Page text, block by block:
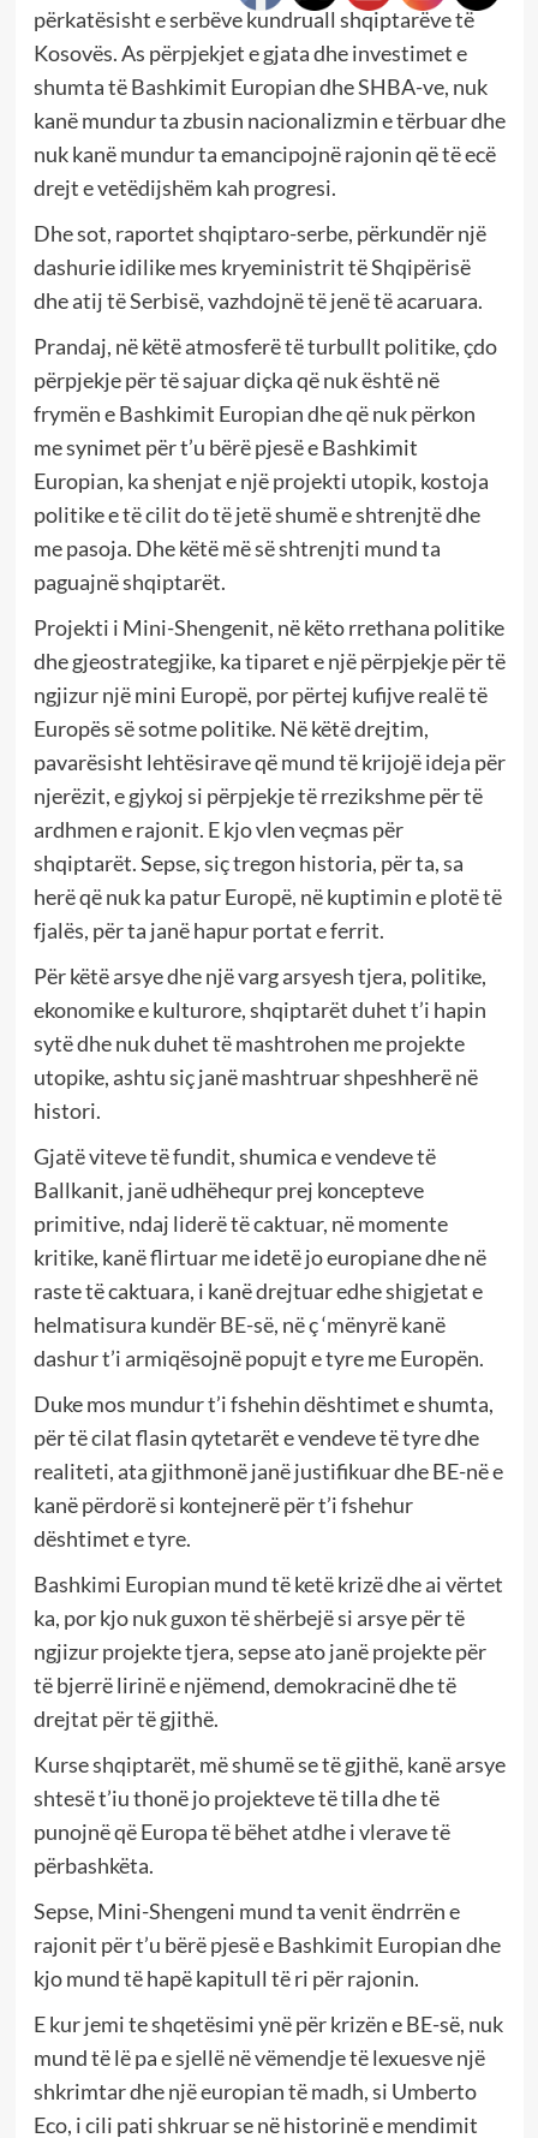
përkatësisht e serbëve kundruall shqiptarëve të
Kosovës. As përpjekjet e gjata dhe investimet e
shumta të Bashkimit Europian dhe SHBA-ve, nuk
kanë mundur ta zbusin nacionalizmin e tërbuar dhe
nuk kanë mundur ta emancipojnë rajonin që të ecë
drejt e vetëdijshëm kah progresi.
Dhe sot, raportet shqiptaro-serbe, përkundër një
dashurie idilike mes kryeministrit të Shqipërisë
dhe atij të Serbisë, vazhdojnë të jenë të acaruara.
Prandaj, në këtë atmosferë të turbullt politike, çdo
përpjekje për të sajuar diçka që nuk është në
frymën e Bashkimit Europian dhe që nuk përkon
me synimet për t’u bërë pjesë e Bashkimit
Europian, ka shenjat e një projekti utopik, kostoja
politike e të cilit do të jetë shumë e shtrenjtë dhe
me pasoja. Dhe këtë më së shtrenjti mund ta
paguajnë shqiptarët.
Projekti i Mini-Shengenit, në këto rrethana politike
dhe gjeostrategjike, ka tiparet e një përpjekje për të
ngjizur një mini Europë, por përtej kufijve realë të
Europës së sotme politike. Në këtë drejtim,
pavarësisht lehtësirave që mund të krijojë ideja për
njerëzit, e gjykoj si përpjekje të rrezikshme për të
ardhmen e rajonit. E kjo vlen veçmas për
shqiptarët. Sepse, siç tregon historia, për ta, sa
herë që nuk ka patur Europë, në kuptimin e plotë të
fjalës, për ta janë hapur portat e ferrit.
Për këtë arsye dhe një varg arsyesh tjera, politike,
ekonomike e kulturore, shqiptarët duhet t’i hapin
sytë dhe nuk duhet të mashtrohen me projekte
utopike, ashtu siç janë mashtruar shpeshherë në
histori.
Gjatë viteve të fundit, shumica e vendeve të
Ballkanit, janë udhëhequr prej koncepteve
primitive, ndaj liderë të caktuar, në momente
kritike, kanë flirtuar me idetë jo europiane dhe në
raste të caktuara, i kanë drejtuar edhe shigjetat e
helmatisura kundër BE-së, në ç ‘mënyrë kanë
dashur t’i armiqësojnë popujt e tyre me Europën.
Duke mos mundur t’i fshehin dështimet e shumta,
për të cilat flasin qytetarët e vendeve të tyre dhe
realiteti, ata gjithmonë janë justifikuar dhe BE-në e
kanë përdorë si kontejnerë për t’i fshehur
dështimet e tyre.
Bashkimi Europian mund të ketë krizë dhe ai vërtet
ka, por kjo nuk guxon të shërbejë si arsye për të
ngjizur projekte tjera, sepse ato janë projekte për
të bjerrë lirinë e njëmend, demokracinë dhe të
drejtat për të gjithë.
Kurse shqiptarët, më shumë se të gjithë, kanë arsye
shtesë t’iu thonë jo projekteve të tilla dhe të
punojnë që Europa të bëhet atdhe i vlerave të
përbashkëta.
Sepse, Mini-Shengeni mund ta venit ëndrrën e
rajonit për t’u bërë pjesë e Bashkimit Europian dhe
kjo mund të hapë kapitull të ri për rajonin.
E kur jemi te shqetësimi ynë për krizën e BE-së, nuk
mund të lë pa e sjellë në vëmendje të lexuesve një
shkrimtar dhe një europian të madh, si Umberto
Eco, i cili pati shkruar se në historinë e mendimit